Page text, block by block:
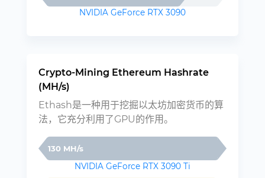
NVIDIA GeForce RTX 3090
Crypto-Mining Ethereum Hashrate
(MH/s)
Ethash是一种用于挖掘以太坊加密货币的算
法，它充分利用了GPU的作用。
130 MH/s
NVIDIA GeForce RTX 3090 Ti